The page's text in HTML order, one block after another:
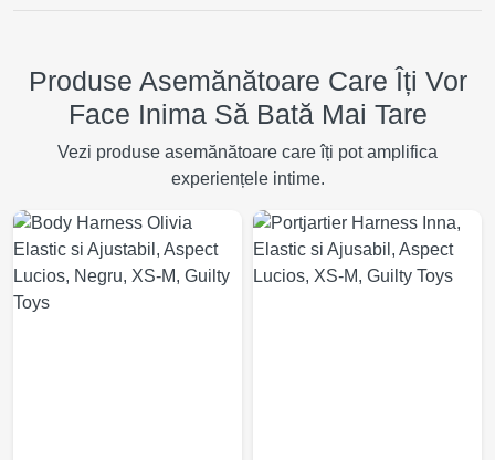
Produse Asemănătoare Care Îți Vor
Face Inima Să Bată Mai Tare
Vezi produse asemănătoare care îți pot amplifica
experiențele intime.